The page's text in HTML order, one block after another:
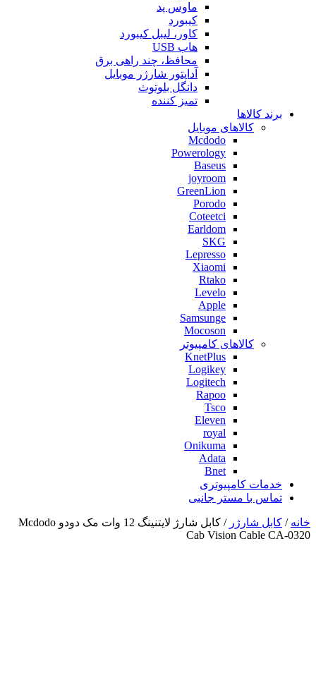
ماوس پد
کیبورد
کاور، لیبل کیبورد
هاب USB
محافظ، چند راهی برق
آداپتور شارژر موبایل
دانگل بلوتوث
تمیز کننده
برند کالاها
کالاهای موبایل
Mcdodo
Powerology
Baseus
joyroom
GreenLion
Porodo
Coteetci
Earldom
SKG
Lepresso
Xiaomi
Rtako
Levelo
Apple
Samsunge
Mocoson
کالاهای کامپیوتر
KnetPlus
Logikey
Logitech
Rapoo
Tsco
Eleven
royal
Onikuma
Adata
Bnet
خدمات کامپیوتری
تماس با مستر جانبی
خانه / کابل شارژر
/ کابل شارژ لایتنینگ 12 وات مک دودو Mcdodo
Cab Vision Cable CA-0320